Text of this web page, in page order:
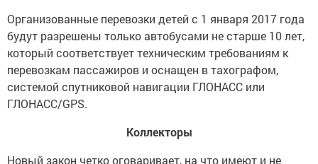
Организованные перевозки детей с 1 января 2017 года
будут разрешены только автобусами не старше 10 лет,
который соответствует техническим требованиям к
перевозкам пассажиров и оснащен в тахографом,
системой спутниковой навигации ГЛОНАСС или
ГЛОНАСС/GPS.
Коллекторы
Новый закон четко оговаривает, на что имеют и не